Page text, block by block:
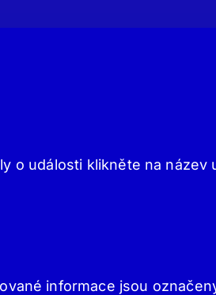
o události klikněte na název
informace jsou